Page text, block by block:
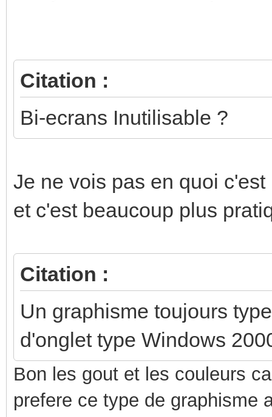
Citation :
Bi-ecrans Inutilisable ?
Je ne vois pas en quoi
et c'est beaucoup plus
Citation :
Un graphisme toujours
d'onglet type Windows
Bon les gout et les couleurs
prefere ce type de graphisme